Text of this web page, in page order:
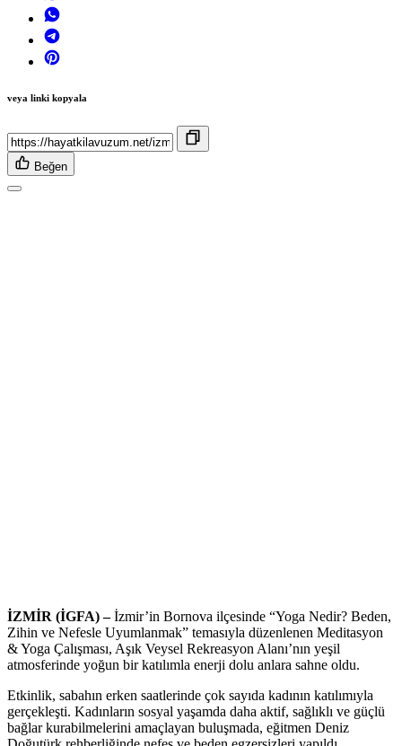
veya linki kopyala
Beğen
İZMİR (İGFA) –İzmir’in Bornova ilçesinde “Yoga Nedir? Beden,
Zihin ve Nefesle Uyumlanmak” temasıyla düzenlenen Meditasyon
& Yoga Çalışması, Aşık Veysel Rekreasyon Alanı’nın yeşil
atmosferinde yoğun bir katılımla enerji dolu anlara sahne oldu.
Etkinlik, sabahın erken saatlerinde çok sayıda kadının katılımıyla
gerçekleşti. Kadınların sosyal yaşamda daha aktif, sağlıklı ve güçlü
bağlar kurabilmelerini amaçlayan buluşmada, eğitmen Deniz